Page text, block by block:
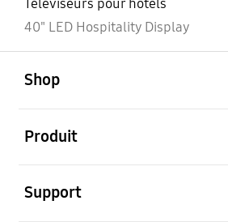
Téléviseurs pour hôtels
40" LED Hospitality Display
Shop
Produit
Support